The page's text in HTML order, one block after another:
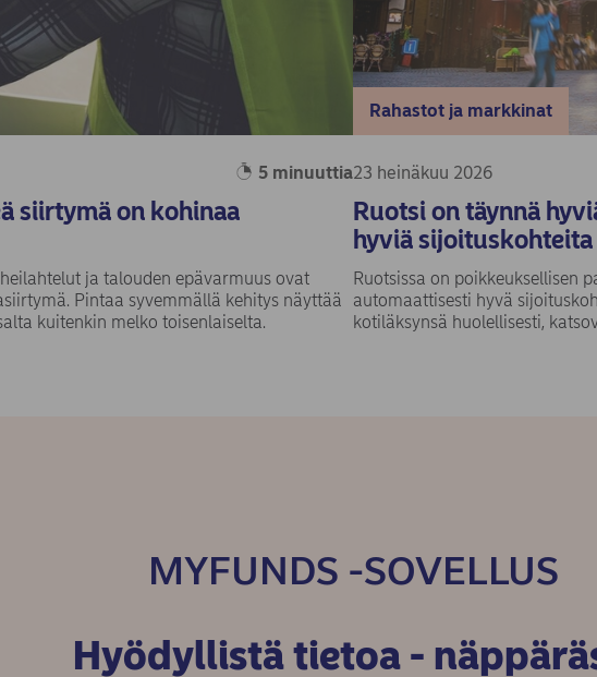
5 minuuttia
siirtymä on kohinaa
ja talouden epävarmuus ovat
Pintaa syvemmällä kehitys näyttää
kuitenkin melko toisenlaiselta.
Rahastot ja markkinat
23 heinäkuu 2026
Ruotsi on täynnä
hyviä sijoituskohteita
Ruotsissa on poikkeuksellisen
automaattisesti hyvä
kotiläksynsä huolellisesti,
MYFUNDS -SOVELLUS
Hyödyllistä tietoa -